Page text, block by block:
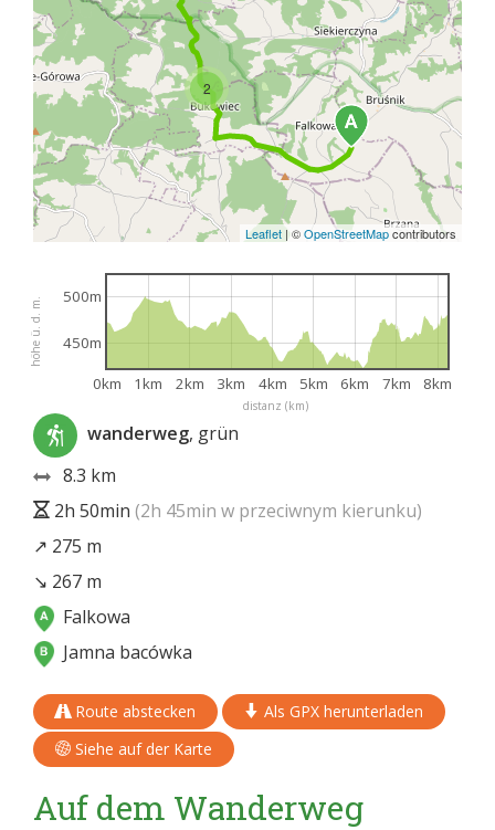
2
Leaflet | ©OpenStreetMapcontributors
distanz (km)
höhe ü. d. m.
0km 1km 2km 3km 4km 5km 6km 7km 8km
450m
500m
wanderweg, grün
8.3 km
2h 50min (2h 45min w przeciwnym kierunku)
↗ 275 m
↘ 267 m
Falkowa
Jamna bacówka
Route abstecken
Als GPX herunterladen
Siehe auf der Karte
Auf dem Wanderweg